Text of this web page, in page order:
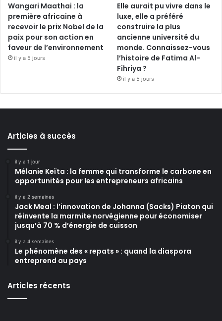
Wangari Maathai : la
première africaine à
recevoir le prix Nobel de la
paix pour son action en
faveur de l’environnement
il y a 5 jours
Elle aurait pu vivre dans le
luxe, elle a préféré
construire la plus
ancienne université du
monde. Connaissez-vous
l’histoire de Fatima Al-
Fihriya ?
il y a 5 jours
Articles à succès
il y a 1 jour
Mélanie Keïta : la femme qui transforme le carbone en
opportunités pour les entrepreneurs africains
il y a 2 semaines
Jack Meal : l’innovation de Johanna (Sacks) Piaton qui
réinvente la marmite norvégienne pour économiser
jusqu’à 70 % d’énergie de cuisson
il y a 4 semaines
Le phénomène des « repats » : quand la diaspora
entreprend au pays
Articles récents